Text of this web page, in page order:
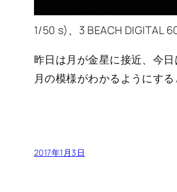
1/50 s)、3 BEACH DIGITAL
昨日は月が金星に接近、今
月の模様がわかるようにす
2017年1月3日